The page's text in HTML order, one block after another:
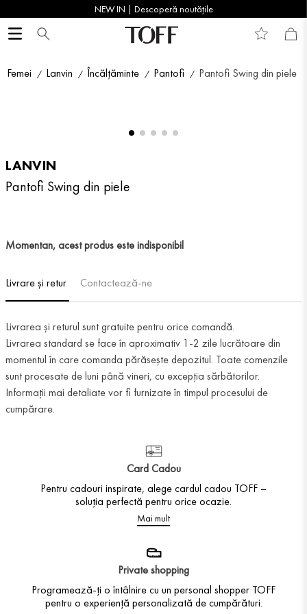
NEW IN | Descoperă noutățile
Femei Lanvin Încălțăminte Pantofi Pantofi Swing din piele
LANVIN
Pantofi Swing din piele
Momentan, acest produs este indisponibil
Livrare și retur Contactează-ne
Livrarea și returul sunt gratuite pentru orice comandă.
Livrarea standard se face în aproximativ 1-2 zile lucrătoare din
momentul în care comanda părăsește depozitul. Toate comenzile
sunt procesate de luni până vineri, cu excepția sărbătorilor.
Informații mai detaliate vor fi furnizate în timpul procesului de
cumpărare.
Card Cadou
Pentru cadouri inspirate, alege cardul cadou TOFF –
soluția perfectă pentru orice ocazie.
Mai mult
Private shopping
Programează-ți o întâlnire cu un personal shopper TOFF
pentru o experiență personalizată de cumpărături.